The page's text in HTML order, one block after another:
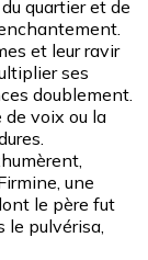
quartier et de
et leur ravir
ses
doublement.
voix ou la
une
le père fut
le pulvérisa,